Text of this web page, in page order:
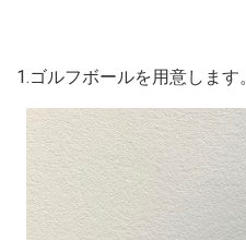
1.ゴルフボールを用意します。